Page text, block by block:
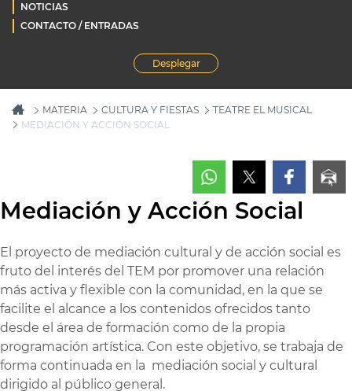
NOTICIAS
CONTACTO / ENTRADAS
Desplegar
MATERIA CULTURA Y FIESTAS
TEATRE EL MUSICAL
MEDIACIÓN Y ACCIÓN SOCIAL
Mediación y Acción Social
El proyecto de mediación cultural y de acción social es
fruto del interés del TEM por promover una relación
más activa y flexible con la comunidad, en la que se
facilite el alcance a los contenidos ofrecidos tanto
desde el área de formación como de la propia
programación artística. Con este objetivo, se trabaja de
forma continuada en la mediación social y cultural
dirigido al público general.